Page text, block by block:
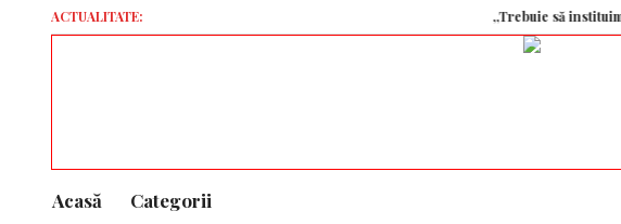
ACTUALITATE: „Trebuie să instituim o
Acasă Categorii